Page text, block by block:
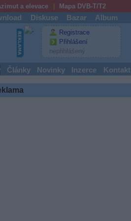
a elevace Mapa DVB-T/T2
Diskuse Bazar Album
Registrace
Přihlášení
nepřihlášený
Články Novinky Inzerce Kontakt